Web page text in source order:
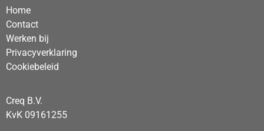
Home
Contact
Werken bij
Privacyverklaring
Cookiebeleid
Creq B.V.
KvK 09161255